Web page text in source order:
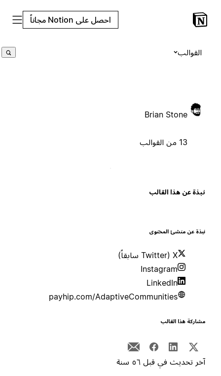
احصل على Notion مجاناً
القوالب
Brian Stone
عن هذا القالب
عن منشئ المحتوى
Instagram
LinkedIn
payhip.com/AdaptiveCommunities
هذا القالب
تحديث في قبل ٥٦ سنة